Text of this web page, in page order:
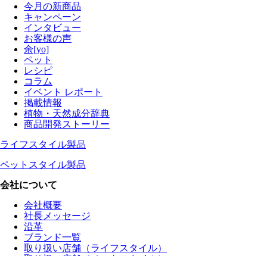
今月の新商品
キャンペーン
インタビュー
お客様の声
余[yo]
ペット
レシピ
コラム
イベント レポート
掲載情報
植物・天然成分辞典
商品開発ストーリー
ライフスタイル製品
ペットスタイル製品
会社について
会社概要
社長メッセージ
沿革
ブランド一覧
取り扱い店舗（ライフスタイル）